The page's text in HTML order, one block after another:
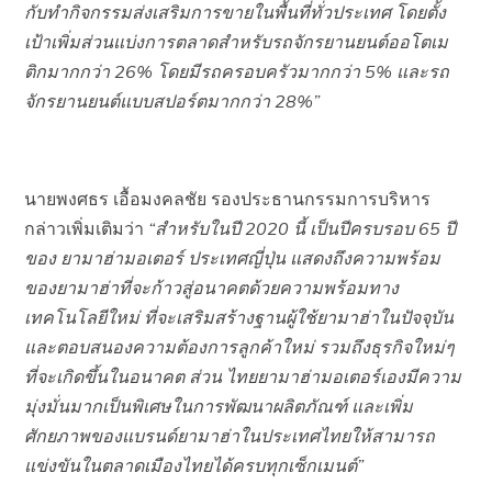
กับทำกิจกรรมส่งเสริมการขายในพื้นที่ทั่วประเทศ โดยตั้ง
เป้าเพิ่มส่วนแบ่งการตลาดสำหรับรถจักรยานยนต์ออโตเม
ติกมากกว่า 26% โดยมีรถครอบครัวมากกว่า 5% และรถ
จักรยานยนต์แบบสปอร์ตมากกว่า 28%”
นายพงศธร เอื้อมงคลชัย รองประธานกรรมการบริหาร
กล่าวเพิ่มเติมว่า “สำหรับในปี2020 นี้ เป็นปีครบรอบ 65 ปี
ของ ยามาฮ่ามอเตอร์ ประเทศญี่ปุ่น แสดงถึงความพร้อม
ของยามาฮ่าที่จะก้าวสู่อนาคตด้วยความพร้อมทาง
เทคโนโลยีใหม่ ที่จะเสริมสร้างฐานผู้ใช้ยามาฮ่าในปัจจุบัน
และตอบสนองความต้องการลูกค้าใหม่ รวมถึงธุรกิจใหม่ๆ
ที่จะเกิดขึ้นในอนาคต ส่วน ไทยยามาฮ่ามอเตอร์เองมีความ
มุ่งมั่นมากเป็นพิเศษในการพัฒนาผลิตภัณฑ์ และเพิ่ม
ศักยภาพของแบรนด์ยามาฮ่าในประเทศไทยให้สามารถ
แข่งขันในตลาดเมืองไทยได้ครบทุกเซ็กเมนต์”